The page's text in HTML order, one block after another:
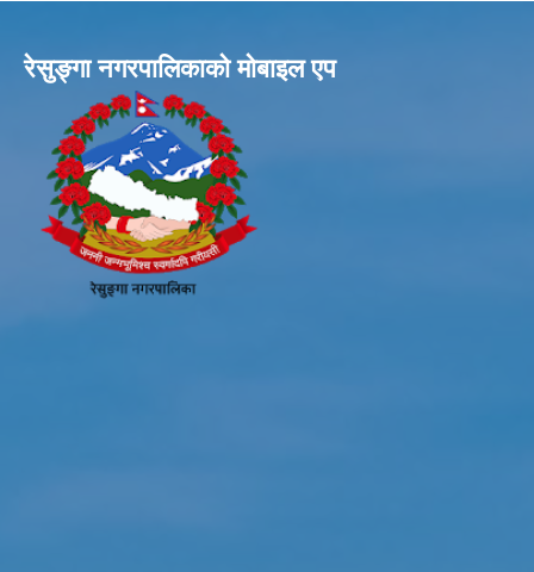
रेसुङ्गा नगरपालिकाकाे माेबाइल एप